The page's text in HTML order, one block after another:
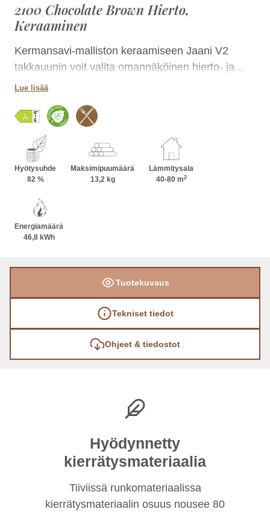
2100 Chocolate Brown Hierto,
Keraaminen
Kermansavi-malliston keraamiseen Jaani V2
takkauunin voit valita omannäköinen hierto- ja
laattapinnan yhdistelmän lukuisissa
ansiosta helposti sijoitettavissa tilaan kuin tilaan ja
korkeutta kasvattamalla voit lisätä sen
lämmönvarauskykyä. Jaanin takkapesää voit
lisäksi hyödyntää ruoanlaitossa.
Lue lisää
Hyötysuhde
82 %
Maksimipuumäärä
13,2 kg
Lämmitysala
40-80 m2
Energiamäärä
46,8 kWh
Tuotekuvaus
Tekniset tiedot
Ohjeet & tiedostot
Hyödynnetty
kierrätysmateriaalia
Tiiviissä runkomateriaalissa
kierrätysmateriaalin osuus nousee 80